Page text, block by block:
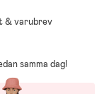
& varubrev
samma dag!